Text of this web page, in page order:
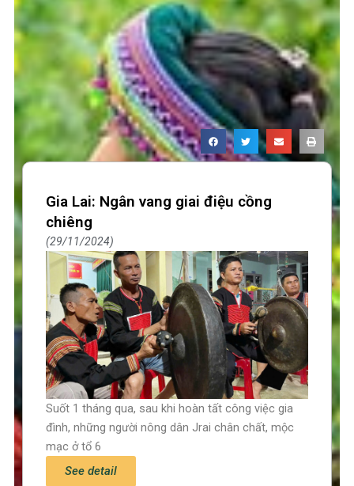
Gia Lai: Ngân vang giai điệu cồng
chiêng
29/11/2024
Suốt 1 tháng qua, sau khi hoàn tất công việc gia
đình, những người nông dân Jrai chân chất, mộc
mạc ở tổ 6
See detail